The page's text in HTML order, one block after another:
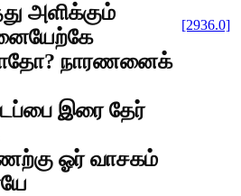
அளிக்கும்
நாரணனைக்
இரை தேர்
ஓர் வாசகம்
[2936.0]